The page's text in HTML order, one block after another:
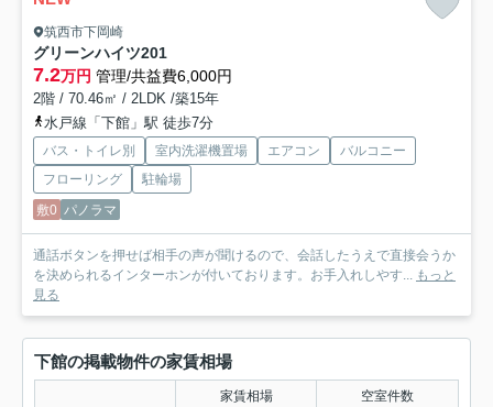
筑西市下岡崎
グリーンハイツ201
7.2万円 管理/共益費6,000円
2階 / 70.46㎡ / 2LDK /築15年
水戸線「下館」駅 徒歩7分
バス・トイレ別 室内洗濯機置場 エアコン
バルコニー
フローリング
駐輪場
敷0 パノラマ
通話ボタンを押せば相手の声が聞けるので、会話したうえで直接会うか
を決められるインターホンが付いております。お手入れしやす... もっと
見る
下館の掲載物件の家賃相場
家賃相場 空室件数